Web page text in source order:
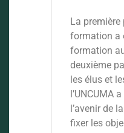
La
formation a
formation
deuxième
les élus et
l’UNCUMA
l’avenir de
fixer les